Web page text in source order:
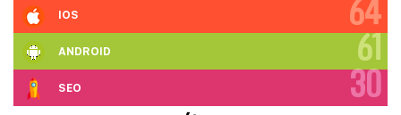
IOS 64
ANDROID 61
SEO 30